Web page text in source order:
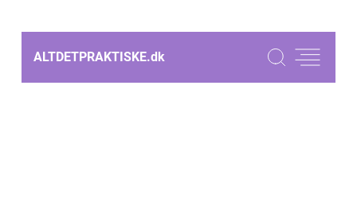
ALTDETPRAKTISKE.dk